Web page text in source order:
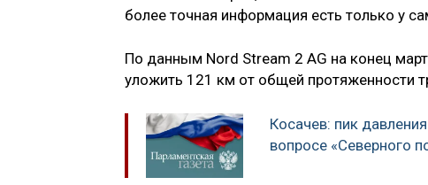
более точная информация есть только у
По данным Nord Stream 2 AG на конец
уложить 121 км от общей протяженности
Косачев: пик
вопросе «Северного